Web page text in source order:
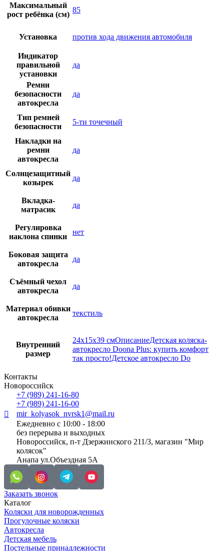
Максимальный
рост ребёнка (см)
85
Установка против хода движения автомобиля
Индикатор
правильной
установки
да
Ремни
безопасности
автокресла
да
Тип ремней
безопасности
5-ти точечный
Накладки на
ремни
автокресла
да
Солнцезащитный
козырек
да
Вкладка-
матрасик
да
Регулировка
наклона спинки
нет
Боковая защита
автокресла
да
Съёмный чехол
автокресла
да
Материал обивки
автокресла
текстиль
Внутренний
размер
24x15x39 смОписаниеДетская коляска-
автокресло Doona Plus: купить комфорт
так просто!Детское автокресло Do
Контакты
Новороссийск
+7 (989) 241-16-80
+7 (989) 241-16-00
mir_kolyasok_nvrsk1@mail.ru
Ежедневно с 10:00 - 18:00
без перерыва и выходных
Новороссийск, п-т Дзержинского 211/3, магазин "Мир
колясок"
Анапа ул.Объездная 5А
Заказать звонок
Каталог
Коляски для новорожденных
Прогулочные коляски
Автокресла
Детская мебель
Постельные принадлежности